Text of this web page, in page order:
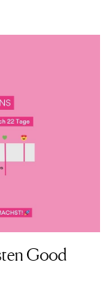
Good